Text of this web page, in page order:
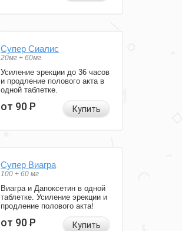
Супер Сиалис
20мг + 60мг
Усиление эрекции до 36 часов
и продление полового акта в
одной таблетке.
от 90Р Купить
Супер Виагра
100 + 60 мг
Виагра и Дапоксетин в одной
таблетке. Усиление эрекции и
продление полового акта!
от 90Р Купить